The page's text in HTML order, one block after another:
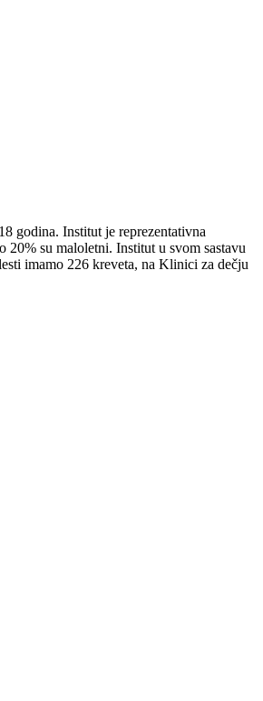
godina. Institut je reprezentativna
su maloletni. Institut u svom sastavu
imamo 226 kreveta, na Klinici za dečju